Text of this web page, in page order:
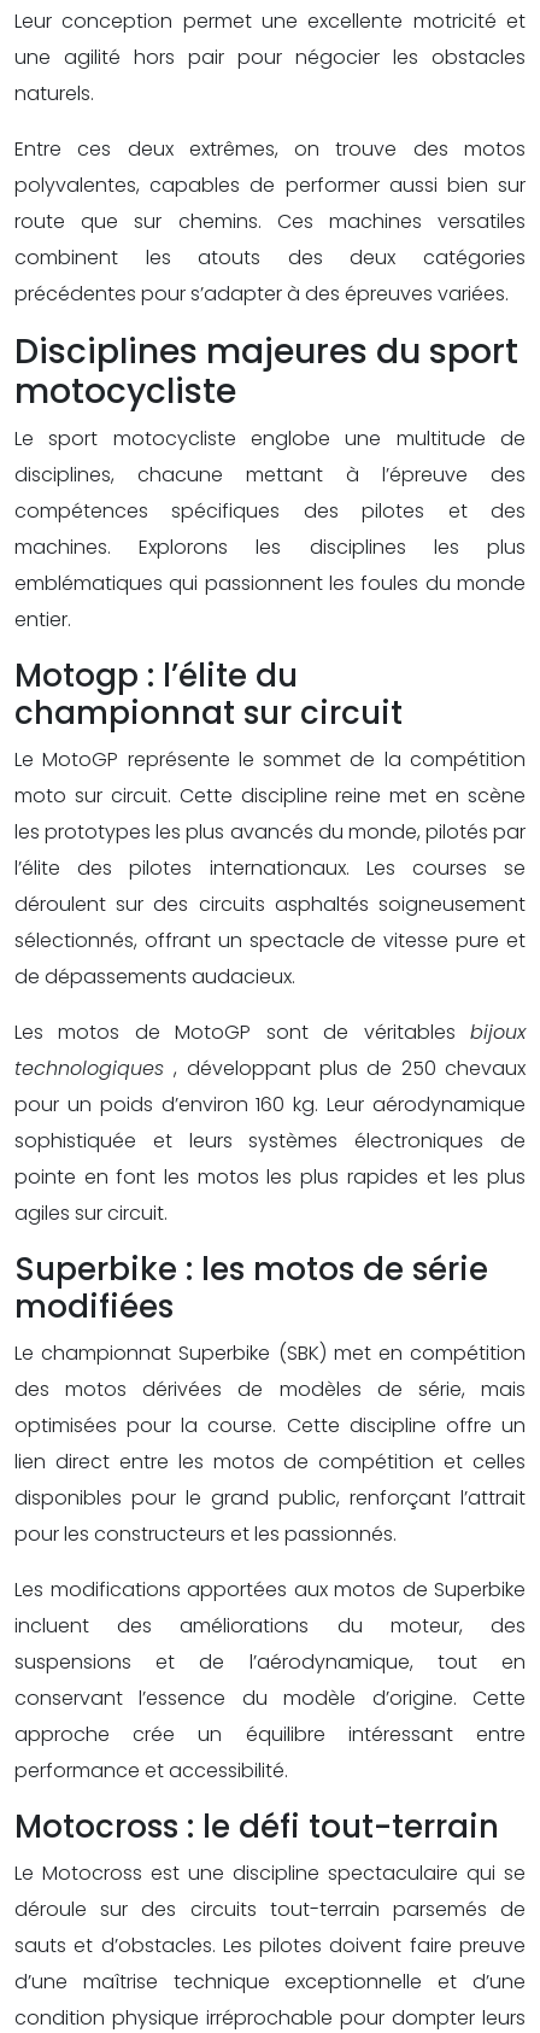
Leur conception permet une excellente motricité et
une agilité hors pair pour négocier les obstacles
naturels.
Entre ces deux extrêmes, on trouve des motos
polyvalentes, capables de performer aussi bien sur
route que sur chemins. Ces machines versatiles
combinent les atouts des deux catégories
précédentes pour s’adapter à des épreuves variées.
Disciplines majeures du sport
motocycliste
Le sport motocycliste englobe une multitude de
disciplines, chacune mettant à l’épreuve des
compétences spécifiques des pilotes et des
machines. Explorons les disciplines les plus
emblématiques qui passionnent les foules du monde
entier.
Motogp : l’élite du
championnat sur circuit
Le MotoGP représente le sommet de la compétition
moto sur circuit. Cette discipline reine met en scène
les prototypes les plus avancés du monde, pilotés par
l’élite des pilotes internationaux. Les courses se
déroulent sur des circuits asphaltés soigneusement
sélectionnés, offrant un spectacle de vitesse pure et
de dépassements audacieux.
Les motos de MotoGP sont de véritables bijoux
technologiques, développant plus de 250 chevaux
pour un poids d’environ 160 kg. Leur aérodynamique
sophistiquée et leurs systèmes électroniques de
pointe en font les motos les plus rapides et les plus
agiles sur circuit.
Superbike : les motos de série
modifiées
Le championnat Superbike (SBK) met en compétition
des motos dérivées de modèles de série, mais
optimisées pour la course. Cette discipline offre un
lien direct entre les motos de compétition et celles
disponibles pour le grand public, renforçant l’attrait
pour les constructeurs et les passionnés.
Les modifications apportées aux motos de Superbike
incluent des améliorations du moteur, des
suspensions et de l’aérodynamique, tout en
conservant l’essence du modèle d’origine. Cette
approche crée un équilibre intéressant entre
performance et accessibilité.
Motocross : le défi tout-terrain
Le Motocross est une discipline spectaculaire qui se
déroule sur des circuits tout-terrain parsemés de
sauts et d’obstacles. Les pilotes doivent faire preuve
d’une maîtrise technique exceptionnelle et d’une
condition physique irréprochable pour dompter leurs